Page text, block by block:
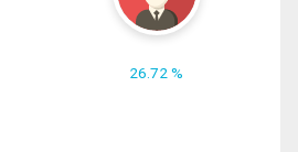
26.72 %